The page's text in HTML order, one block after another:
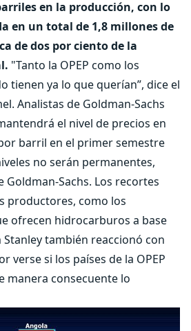
en la producción, con lo
en un total de 1,8 millones de
de dos por ciento de la
"Tanto la OPEP como los
tienen ya lo que querían”, dice el
Analistas de Goldman-Sachs
el nivel de precios en
barril en el primer semestre
no serán permanentes,
Goldman-Sachs. Los recortes
productores, como los
ofrecen hidrocarburos a base
también reaccionó con
verse si los países de la OPEP
manera consecuente lo